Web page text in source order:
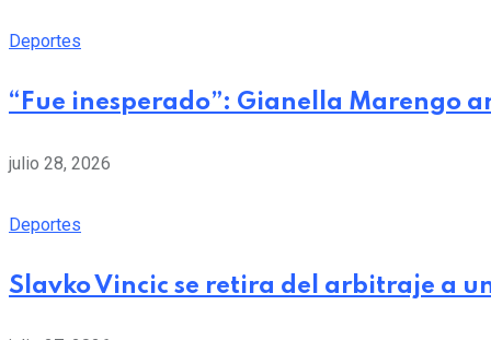
Deportes
“Fue inesperado”: Gianella Marengo
julio 28, 2026
Deportes
Slavko Vincic se retira del arbitraje a